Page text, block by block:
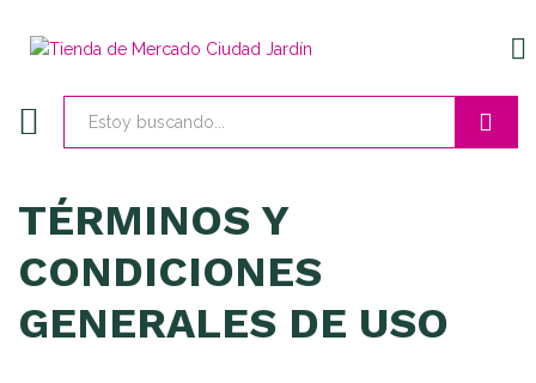
TÉRMINOS Y
CONDICIONES
GENERALES DE USO